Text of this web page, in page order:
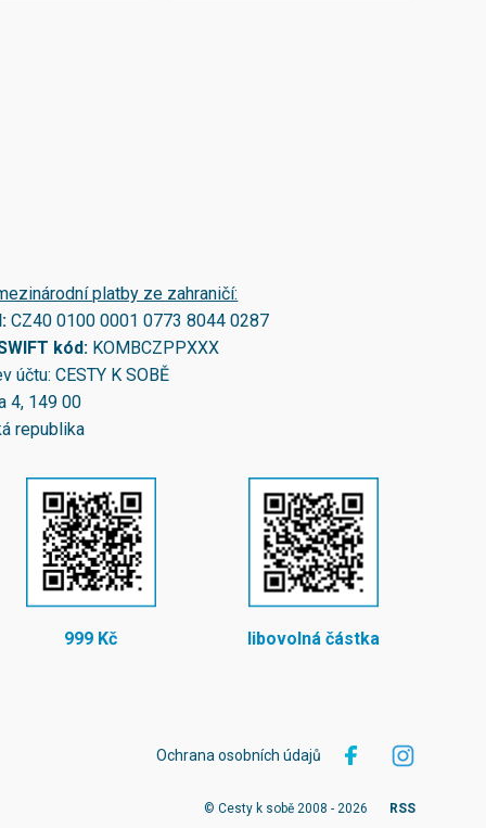
platby ze zahraničí:
CZ40 0100 0001 0773 8044 0287
kód: KOMBCZPPXXX
účtu: CESTY K SOBĚ
4, 149 00
republika
999 Kč libovolná částka
Ochrana osobních údajů
© Cesty k sobě 2008 - 2026 RSS